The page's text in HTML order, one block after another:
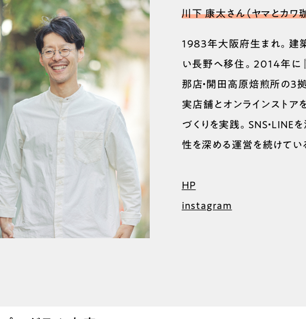
川下 康太さん（ヤマとカワ
1983年大阪府生まれ。建
い長野へ移住。2014年に
那店・開田高原焙煎所の3
実店舗とオンラインストア
づくりを実践。SNS・LINE
性を深める運営を続けてい
HP
instagram